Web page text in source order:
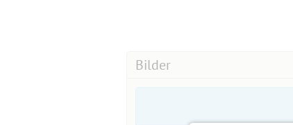
Plätze) steht es jedem frei sich
Teilnehmer von der Warteliste
Bilder